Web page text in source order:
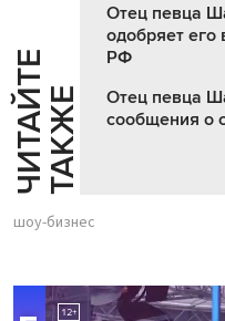
Ч
И
Т
АЙ
Т
Е
Т
А
К
ЖЕ
Отец певца
одобряет
РФ
Отец певца
сообщения о
шоу-бизнес